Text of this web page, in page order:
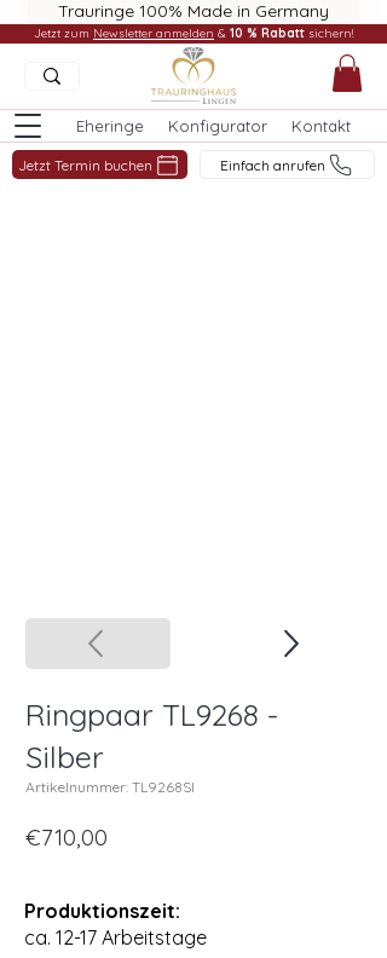
Trauringe 100% Made in Germany
Eheringe Konfigurator Kontakt
Jetzt Termin buchen Einfach anrufen
Jetzt zum Newsletter anmelden & 10 % Rabatt sichern!
Ringpaar TL9268 -
Silber
Artikelnummer: TL9268SI
€710,00
Produktionszeit:
ca. 12-17 Arbeitstage